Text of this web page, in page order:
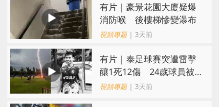
有片｜豪景花園大廈疑爆
消防喉 後樓梯慘變瀑布
視頻專題| 3天前
有片｜泰足球賽突遭雷擊
釀1死12傷 24歲球員被
閃電劈中亡
視頻專題| 3天前